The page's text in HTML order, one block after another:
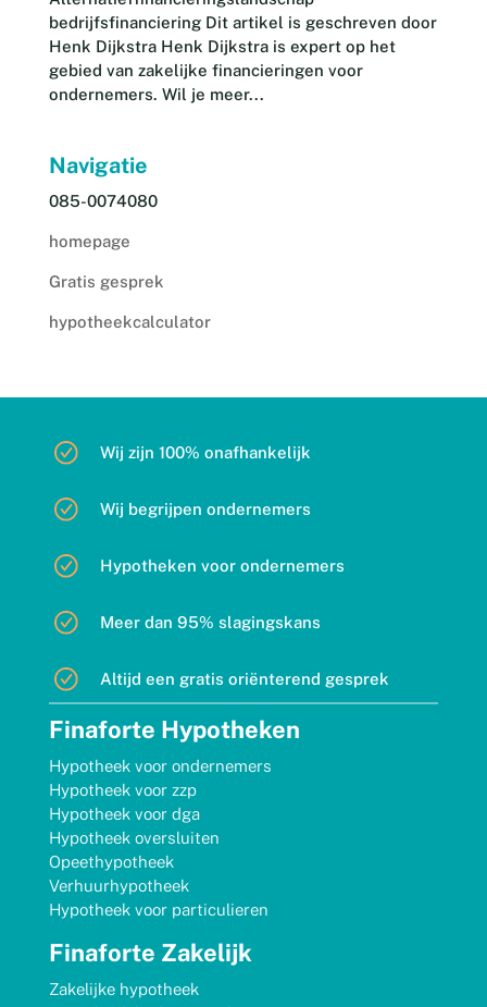
bedrijfsfinanciering Dit artikel is geschreven door
Henk Dijkstra Henk Dijkstra is expert op het
gebied van zakelijke financieringen voor
ondernemers. Wil je meer...
Navigatie
085-0074080
homepage
Gratis gesprek
hypotheekcalculator
Wij zijn 100% onafhankelijk
Wij begrijpen ondernemers
Hypotheken voor ondernemers
Meer dan 95% slagingskans
Altijd een gratis oriënterend gesprek
Finaforte Hypotheken
Hypotheek voor ondernemers
Hypotheek voor zzp
Hypotheek voor dga
Hypotheek oversluiten
Opeethypotheek
Verhuurhypotheek
Hypotheek voor particulieren
Finaforte Zakelijk
Zakelijke hypotheek